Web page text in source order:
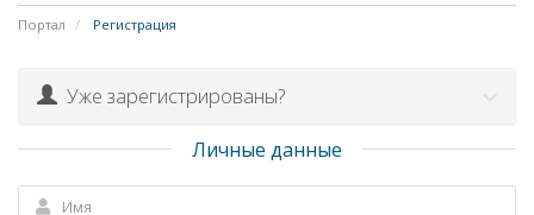
Портал Регистрация
Уже зарегистрированы?
Личные данные